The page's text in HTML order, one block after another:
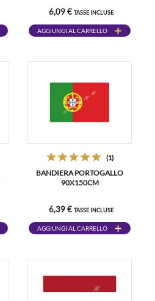
6,09 € TASSE INCLUSE
AGGIUNGI AL CARRELLO
(1)
BANDIERA PORTOGALLO
90X150CM
6,39 € TASSE INCLUSE
AGGIUNGI AL CARRELLO